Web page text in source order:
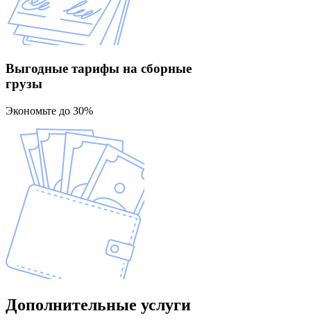
Выгодные тарифы на сборные
грузы
Экономьте до 30%
Дополнительные услуги